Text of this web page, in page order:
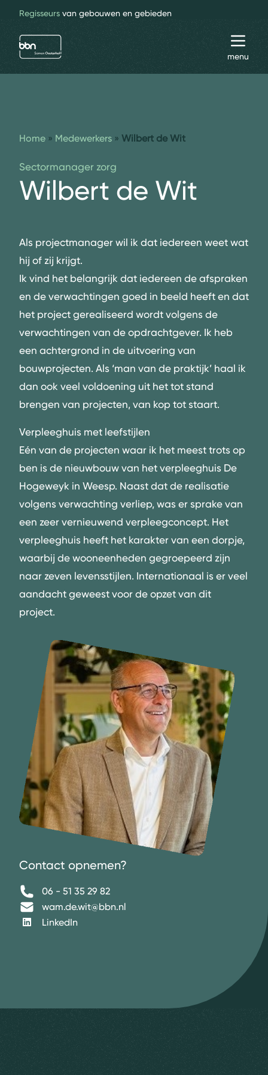
Regisseurs van gebouwen en gebieden
bbn adviseurs
menu
Home » Medewerkers » Wilbert de Wit
Sectormanager zorg
Wilbert de Wit
Als projectmanager wil ik dat iedereen weet wat
hij of zij krijgt.
Ik vind het belangrijk dat iedereen de afspraken
en de verwachtingen goed in beeld heeft en dat
het project gerealiseerd wordt volgens de
verwachtingen van de opdrachtgever. Ik heb
een achtergrond in de uitvoering van
bouwprojecten. Als ‘man van de praktijk’ haal ik
dan ook veel voldoening uit het tot stand
brengen van projecten, van kop tot staart.
Verpleeghuis met leefstijlen
Eén van de projecten waar ik het meest trots op
ben is de nieuwbouw van het verpleeghuis De
Hogeweyk in Weesp. Naast dat de realisatie
volgens verwachting verliep, was er sprake van
een zeer vernieuwend verpleegconcept. Het
verpleeghuis heeft het karakter van een dorpje,
waarbij de wooneenheden gegroepeerd zijn
naar zeven levensstijlen. Internationaal is er veel
aandacht geweest voor de opzet van dit
project.
Contact opnemen?
06 - 51 35 29 82
wam.de.wit@bbn.nl
LinkedIn